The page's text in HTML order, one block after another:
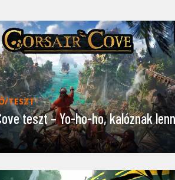
TESZT
teszt – Yo-ho-ho, kalóznak